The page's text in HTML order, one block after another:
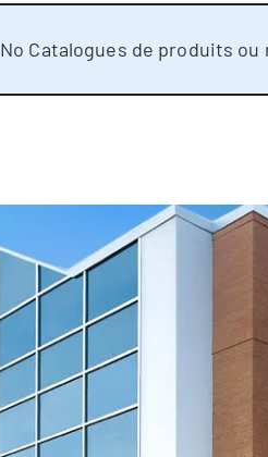
No Catalogues de produits